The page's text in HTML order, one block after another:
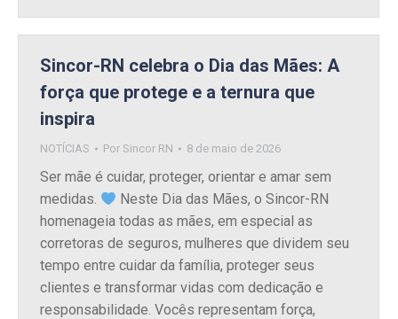
Sincor-RN celebra o Dia das Mães: A
força que protege e a ternura que
inspira
NOTÍCIAS Por Sincor RN 8 de maio de 2026
Ser mãe é cuidar, proteger, orientar e amar sem
medidas.
Neste Dia das Mães, o Sincor-RN
homenageia todas as mães, em especial as
corretoras de seguros, mulheres que dividem seu
tempo entre cuidar da família, proteger seus
clientes e transformar vidas com dedicação e
responsabilidade. Vocês representam força,